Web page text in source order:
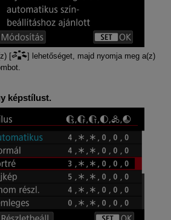
[
] lehetőséget, majd nyomja meg a(z)
képstílust.